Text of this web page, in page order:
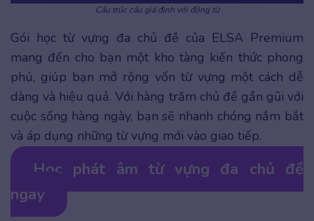
Cấu trúc câu giả định với động từ
Gói học từ vựng đa chủ đề của ELSA Premium
mang đến cho bạn một kho tàng kiến thức phong
phú, giúp bạn mở rộng vốn từ vựng một cách dễ
dàng và hiệu quả. Với hàng trăm chủ đề gần gũi với
cuộc sống hàng ngày, bạn sẽ nhanh chóng nắm bắt
và áp dụng những từ vựng mới vào giao tiếp.
Học phát âm từ vựng đa chủ đề
ngay